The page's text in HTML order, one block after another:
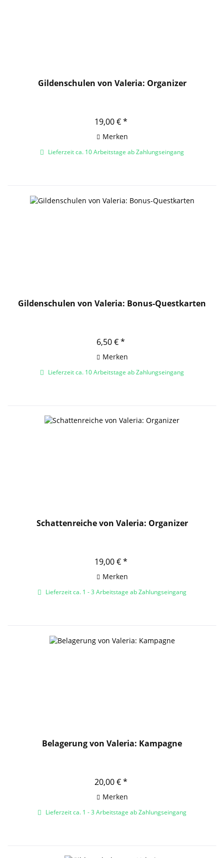
Gildenschulen von Valeria: Organizer
19,00 € *
Merken
Lieferzeit ca. 10 Arbeitstage ab Zahlungseingang
Gildenschulen von Valeria: Bonus-Questkarten
6,50 € *
Merken
Lieferzeit ca. 10 Arbeitstage ab Zahlungseingang
Schattenreiche von Valeria: Organizer
19,00 € *
Merken
Lieferzeit ca. 1 - 3 Arbeitstage ab Zahlungseingang
Belagerung von Valeria: Kampagne
20,00 € *
Merken
Lieferzeit ca. 1 - 3 Arbeitstage ab Zahlungseingang